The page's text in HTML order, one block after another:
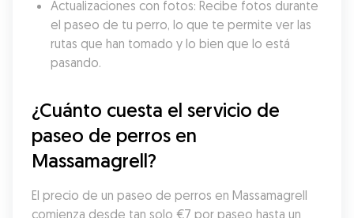
Actualizaciones con fotos: Recibe fotos durante
el paseo de tu perro, lo que te permite ver las
rutas que han tomado y lo bien que lo está
pasando.
¿Cuánto cuesta el servicio de
paseo de perros en
Massamagrell?
El precio de un paseo de perros en Massamagrell
comienza desde tan solo €7 por paseo hasta un